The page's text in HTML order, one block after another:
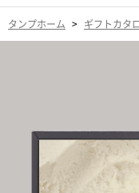
タンプホーム > ギフトカタ